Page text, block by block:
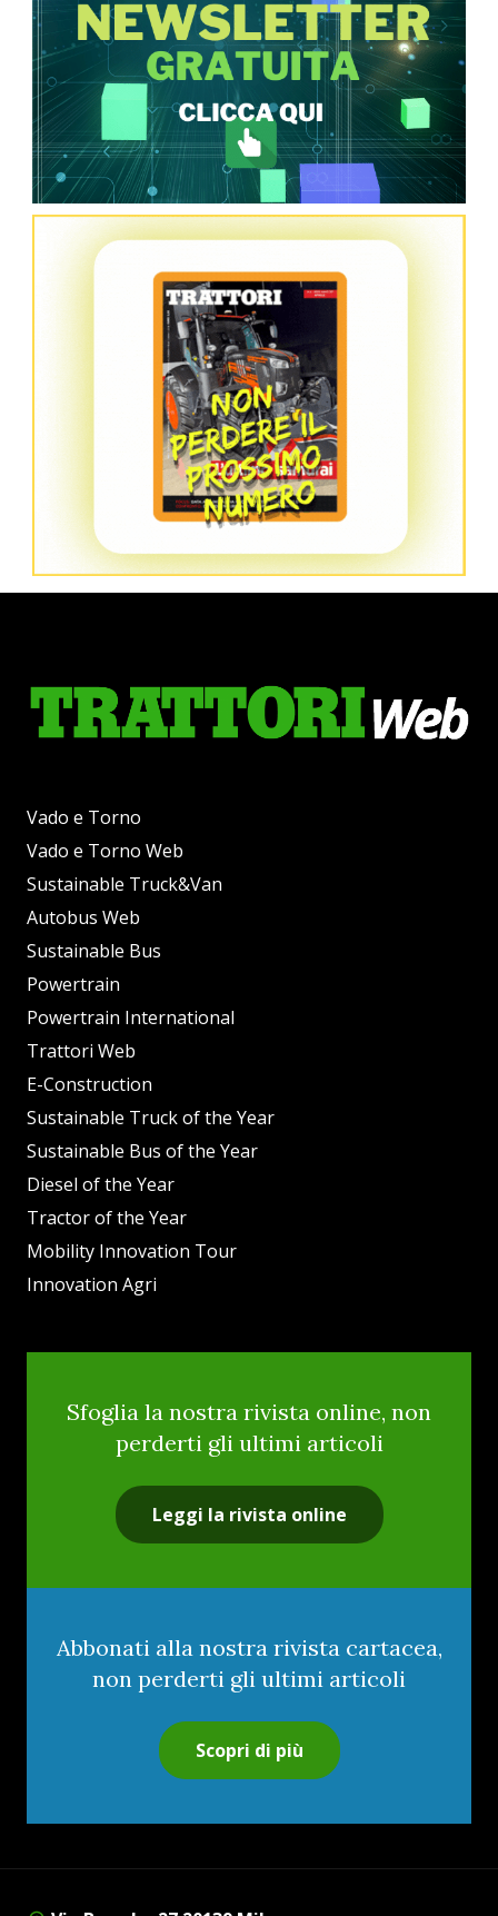
Vado e Torno
Vado e Torno Web
Sustainable Truck&Van
Autobus Web
Sustainable Bus
Powertrain
Powertrain International
Trattori Web
E-Construction
Sustainable Truck of the Year
Sustainable Bus of the Year
Diesel of the Year
Tractor of the Year
Mobility Innovation Tour
Innovation Agri
Sfoglia la nostra rivista online, non
perderti gli ultimi articoli
Leggi la rivista online
Abbonati alla nostra rivista cartacea,
non perderti gli ultimi articoli
Scopri di più